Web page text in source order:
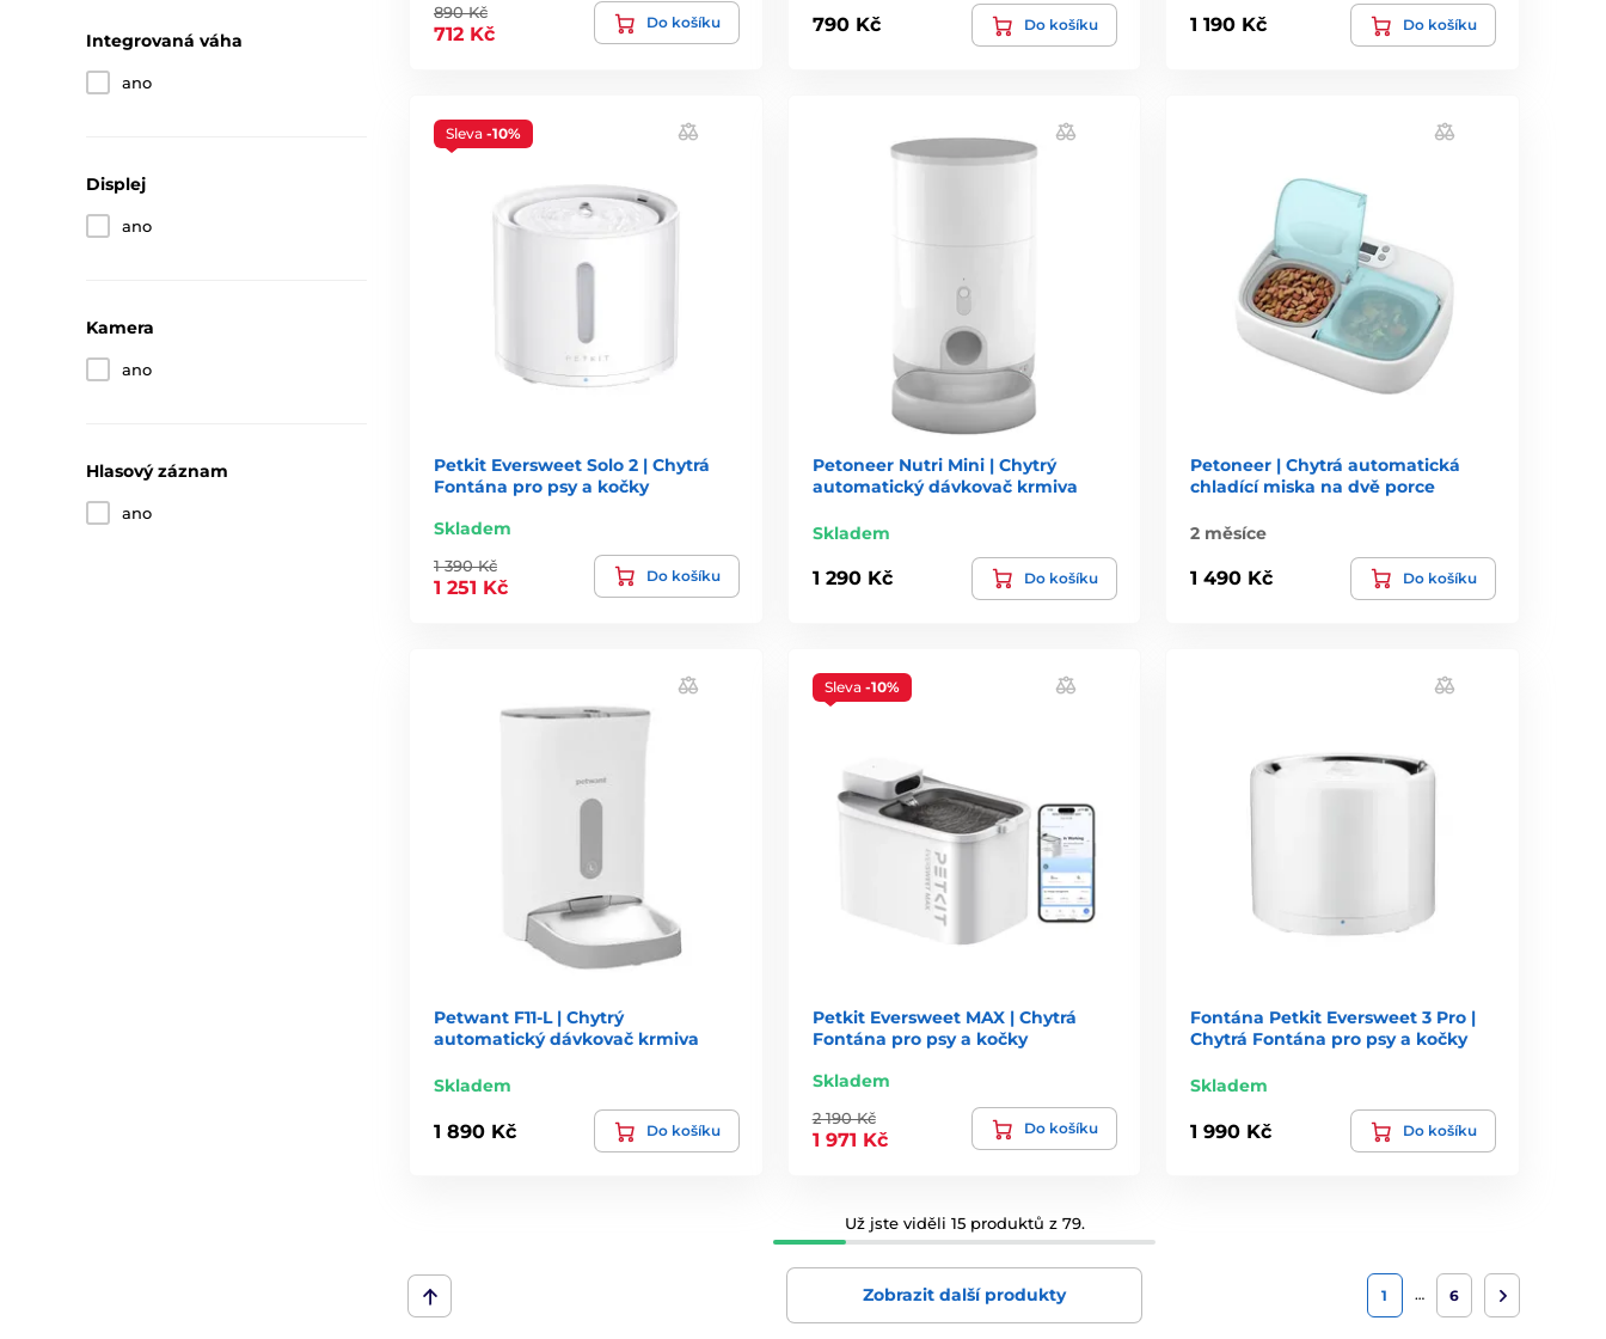
Integrovaná váha
ano
Displej
ano
Kamera
ano
Hlasový záznam
ano
890 Kč
712 Kč
Do košíku 790 Kč Do košíku 1 190 Kč Do košíku
Sleva -10%
Petkit Eversweet Solo 2 | Chytrá
Fontána pro psy a kočky
Skladem
1 390 Kč
1 251 Kč
Do košíku
Petoneer Nutri Mini | Chytrý
automatický dávkovač krmiva
Skladem
1 290 Kč Do košíku
Petoneer | Chytrá automatická
chladící miska na dvě porce
2 měsíce
1 490 Kč Do košíku
Petwant F11-L | Chytrý
automatický dávkovač krmiva
Skladem
1 890 Kč Do košíku
Sleva -10%
Petkit Eversweet MAX | Chytrá
Fontána pro psy a kočky
Skladem
2 190 Kč
1 971 Kč
Do košíku
Fontána Petkit Eversweet 3 Pro |
Chytrá Fontána pro psy a kočky
Skladem
1 990 Kč Do košíku
Už jste viděli 15 produktů z 79.
Zobrazit další produkty 1 … 6